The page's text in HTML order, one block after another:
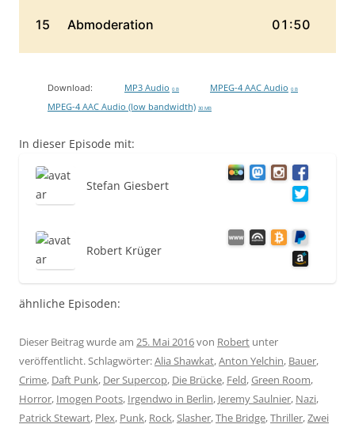
Download: MP3 Audio 0 B MPEG-4 AAC Audio 0 B
MPEG-4 AAC Audio (low bandwidth) 30 MB
In dieser Episode mit:
Stefan Giesbert
Robert Krüger
ähnliche Episoden:
Dieser Beitrag wurde am 25. Mai 2016von Robert unter
veröffentlicht. Schlagwörter:Alia Shawkat,Anton Yelchin, Bauer,
Crime, Daft Punk, Der Supercop, Die Brücke, Feld,Green Room,
Horror, Imogen Poots, Irgendwo in Berlin, Jeremy Saulnier, Nazi,
Patrick Stewart, Plex, Punk, Rock,Slasher,The Bridge,Thriller,Zwei